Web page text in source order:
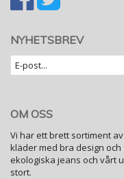
NYHETSBREV
OM OSS
Vi har ett brett sortiment
kläder med bra design
ekologiska jeans och vårt
stort.